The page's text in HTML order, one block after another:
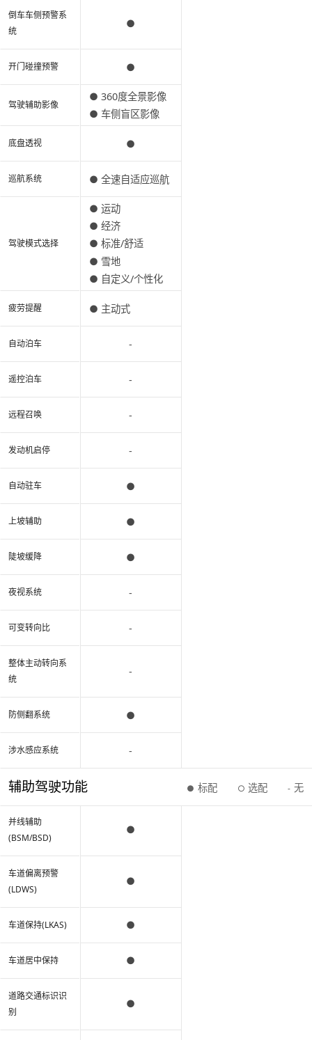
倒车车侧预警系
统
开门碰撞预警
驾驶辅助影像
底盘透视
巡航系统
驾驶模式选择
疲劳提醒
自动泊车
遥控泊车
远程召唤
发动机启停
自动驻车
上坡辅助
陡坡缓降
夜视系统
可变转向比
整体主动转向系
统
防侧翻系统
涉水感应系统
辅助驾驶功能 ● 标配 ○ 选配 - 无
并线辅助
(BSM/BSD)
车道偏离预警
(LDWS)
车道保持(LKAS)
车道居中保持
道路交通标识识
别
●
●
● 360度全景影像
● 车侧盲区影像
●
● 全速自适应巡航
● 运动
● 经济
● 标准/舒适
● 雪地
● 自定义/个性化
● 主动式
-
-
-
-
●
●
●
-
-
-
●
-
●
●
●
●
●